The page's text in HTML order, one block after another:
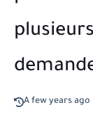
A few years ago